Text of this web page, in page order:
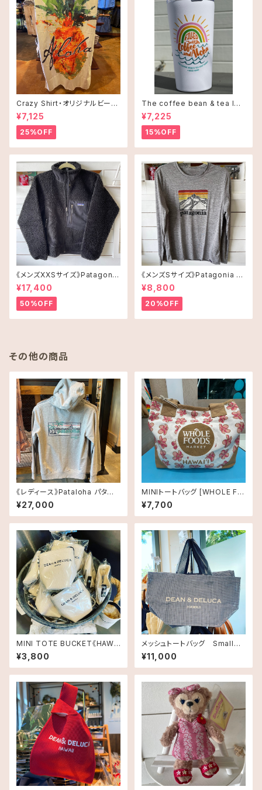
Crazy Shirt・オリジナルビーチ
タオル
¥7,125
25%OFF
The coffee bean & tea lea
f タンブラー 16oz(473ml)・C
offee and Alohaオレンジ
¥7,225
15%OFF
《メンズXXSサイズ》Patagonia
レトロX
¥17,400
50%OFF
《メンズSサイズ》Patagonia ロ
ングスリーブT-shirt
¥8,800
20%OFF
その他の商品
《レディース》Pataloha パタロ
ハ Hawaii限定 パーカーM
¥27,000
MINIトートバッグ [WHOLE FO
ODS MARKET]プルメリア
¥7,700
MINI TOTE BUCKET《HAWA
II限定》DEAN＆DELUCA HAW
AII ディーン＆デルーカ
¥3,800
メッシュトートバッグ Smallサ
イズ《HAWAII限定》DEAN＆DE
LUCA ディーン＆デルーカ ハワ
イ 送料無料
¥11,000